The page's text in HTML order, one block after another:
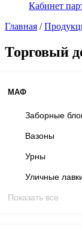
Кабинет
Главная /
Торговый
МАФ
Заборные
Вазоны
Урны
Уличные
Показать все